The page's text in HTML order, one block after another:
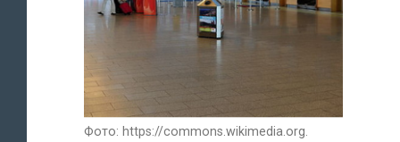
Фото: https://commons.wikimedia.org.